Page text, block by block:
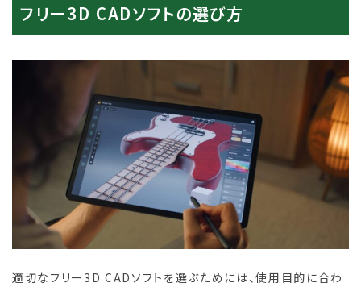
フリー3D CADソフトの選び方
適切なフリー3D CADソフトを選ぶためには、使用目的に合わ